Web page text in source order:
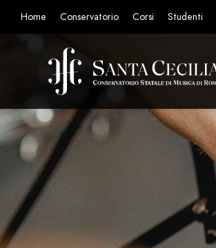
Home Conservatorio Corsi Studenti